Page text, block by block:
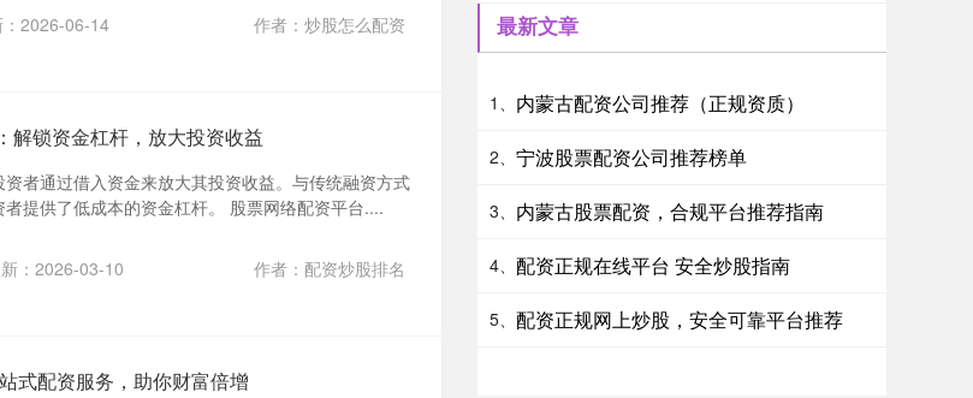
：2026-06-14
作者：炒股怎么配资
解锁资金杠杆，放大投资收益
者通过借入资金来放大其投资收益。与传统融资方式
提供了低成本的资金杠杆。 股票网络配资平台....
：2026-03-10
作者：配资炒股排名
式配资服务，助你财富倍增
最新文章
1、 内蒙古配资公司推荐（正规资质）
2、 宁波股票配资公司推荐榜单
3、 内蒙古股票配资，合规平台推荐指南
4、 配资正规在线平台 安全炒股指南
5、 配资正规网上炒股，安全可靠平台推荐